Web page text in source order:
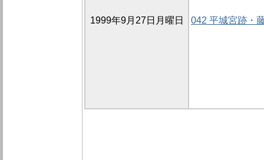
1999年9月27日月曜日 042 平城宮跡・